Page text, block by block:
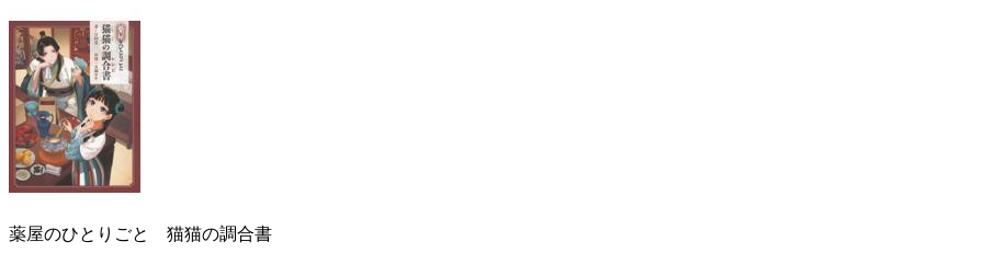
薬屋のひとりごと 猫猫の調合書